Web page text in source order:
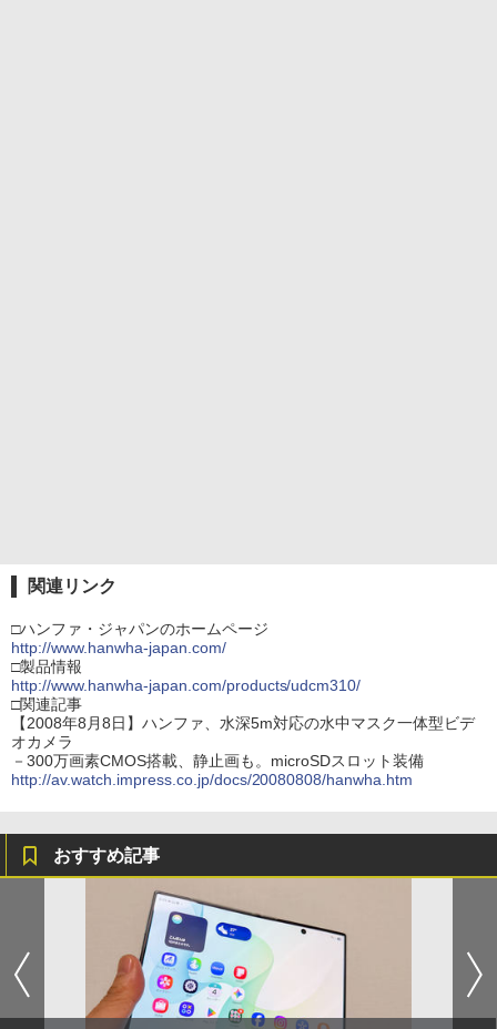
関連リンク
□ハンファ・ジャパンのホームページ
http://www.hanwha-japan.com/
□製品情報
http://www.hanwha-japan.com/products/udcm310/
□関連記事
【2008年8月8日】ハンファ、水深5m対応の水中マスク一体型ビデ
オカメラ
－300万画素CMOS搭載、静止画も。microSDスロット装備
http://av.watch.impress.co.jp/docs/20080808/hanwha.htm
おすすめ記事